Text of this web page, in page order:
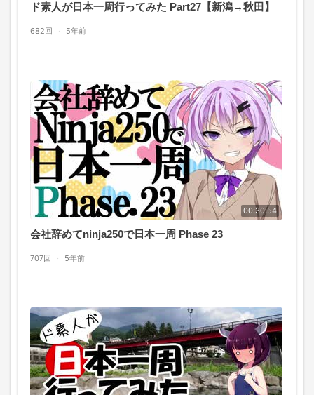
ド素人が日本一周行ってみた Part27【新潟→秋田】
682回 · 5年前
00:30:54
会社辞めてninja250で日本一周 Phase 23
707回 · 5年前